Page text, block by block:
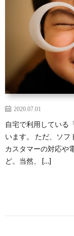
2020.07.01
自宅で利用している
います。 ただ、ソフ
カスタマーの対応や
ど。当然、 […]